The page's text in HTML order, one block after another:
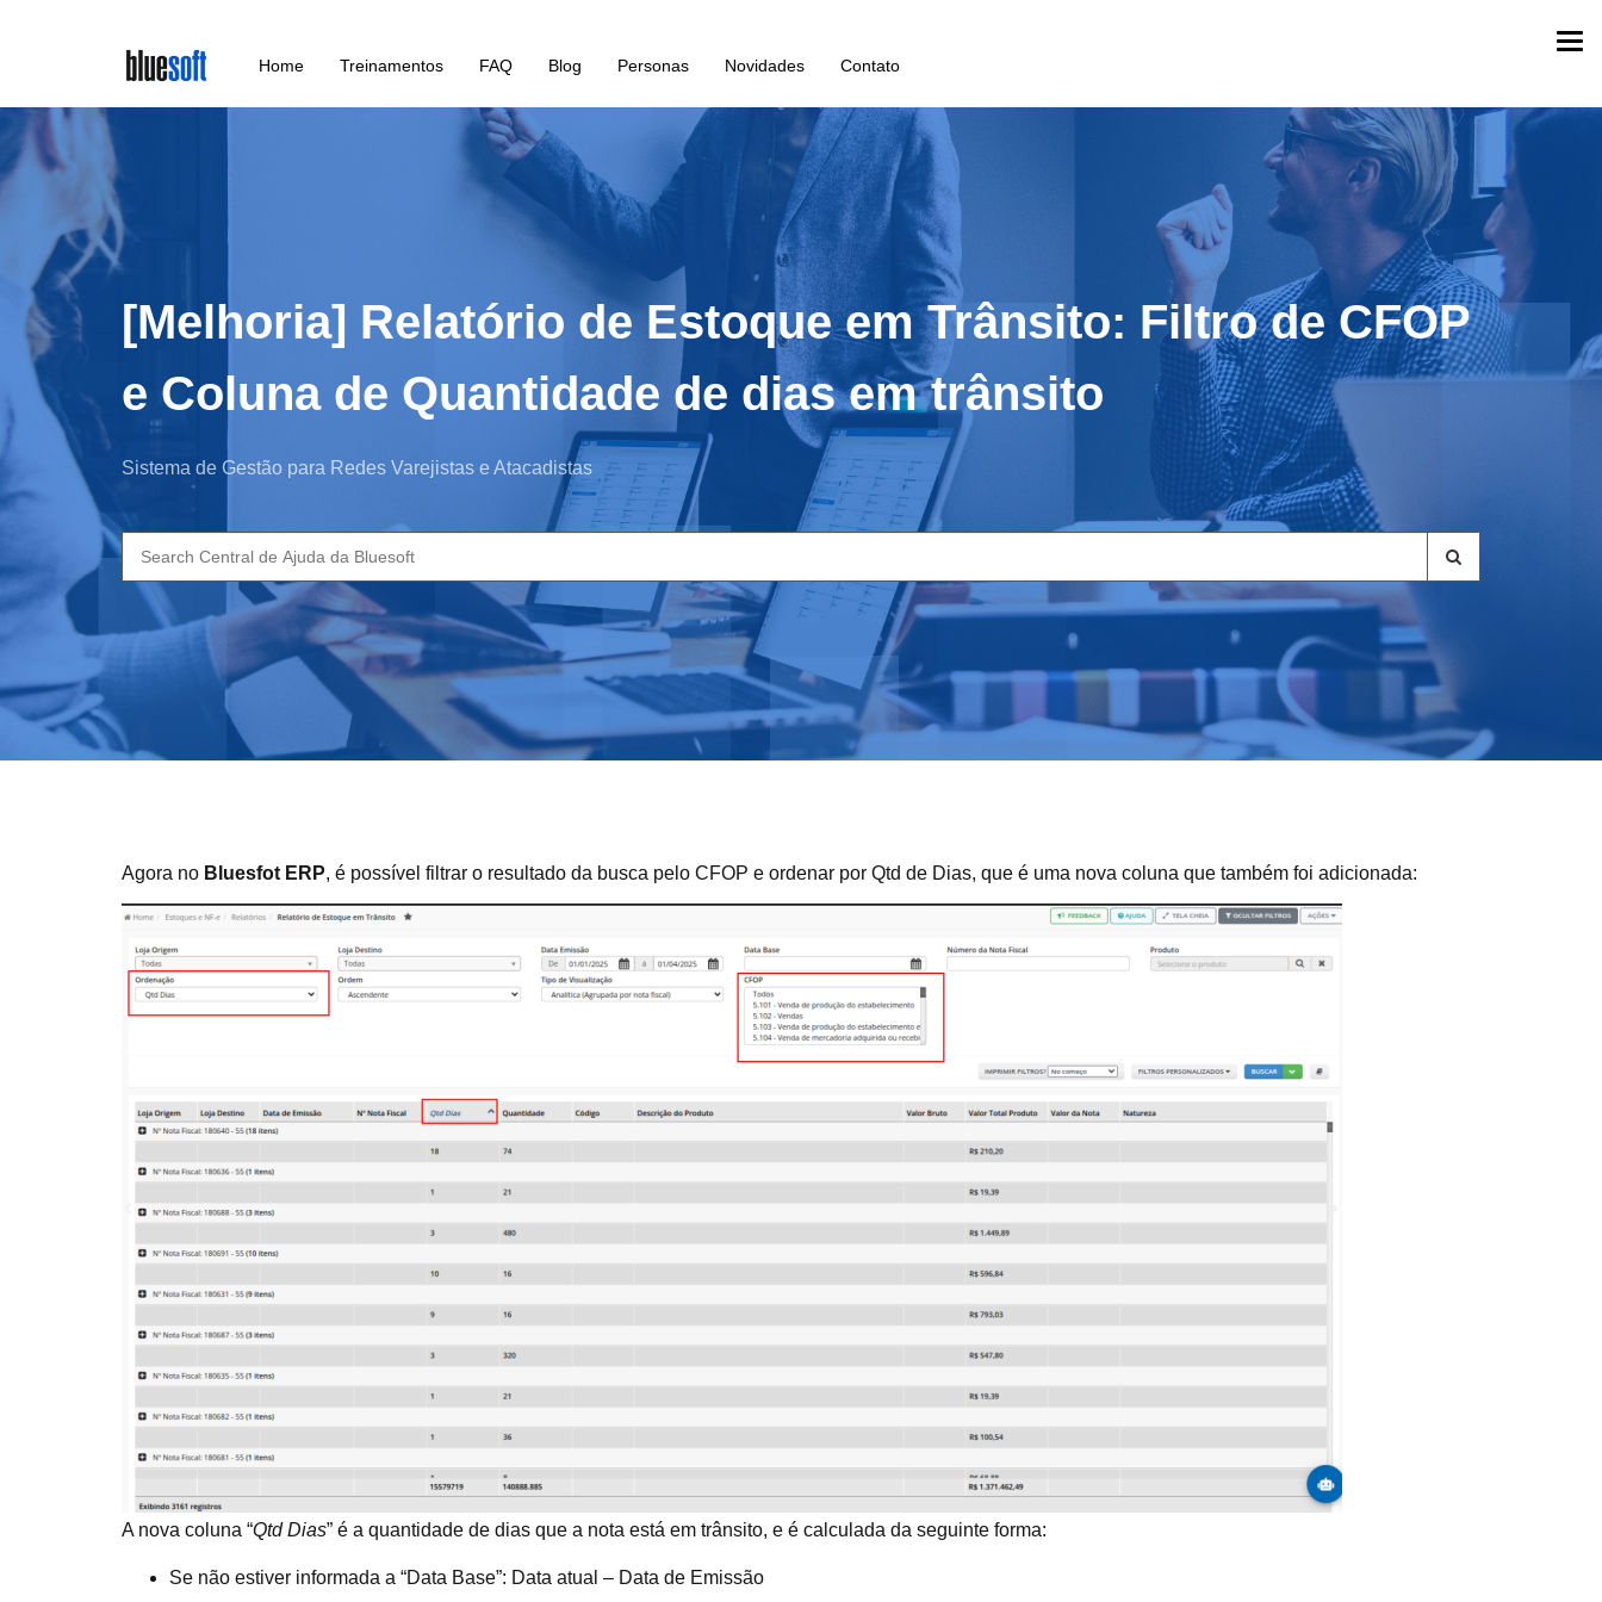
main
content
Home Treinamentos FAQ Blog Personas Novidades Contato
[Melhoria] Relatório de Estoque em Trânsito: Filtro de CFOP
e Coluna de Quantidade de dias em trânsito
Sistema de Gestão para Redes Varejistas e Atacadistas
Search
for:
Agora no Bluesfot ERP, é possível filtrar o resultado da busca pelo CFOP e ordenar por Qtd de Dias, que é uma nova coluna que também foi adicionada:
A nova coluna “Qtd Dias” é a quantidade de dias que a nota está em trânsito, e é calculada da seguinte forma:
Se não estiver informada a “Data Base”: Data atual – Data de Emissão